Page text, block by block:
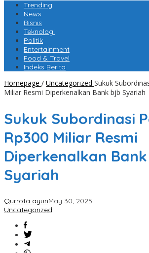
Trending
News
Bisnis
Teknologi
Politik
Entertainment
Food & Travel
Indeks Berita
Homepage / Uncategorized Sukuk
Miliar Resmi Diperkenalkan Bank bjb Syariah
Sukuk Subordinasi
Rp300 Miliar Resmi
Diperkenalkan
Syariah
Qurrota ayunMay 30, 2025
Uncategorized